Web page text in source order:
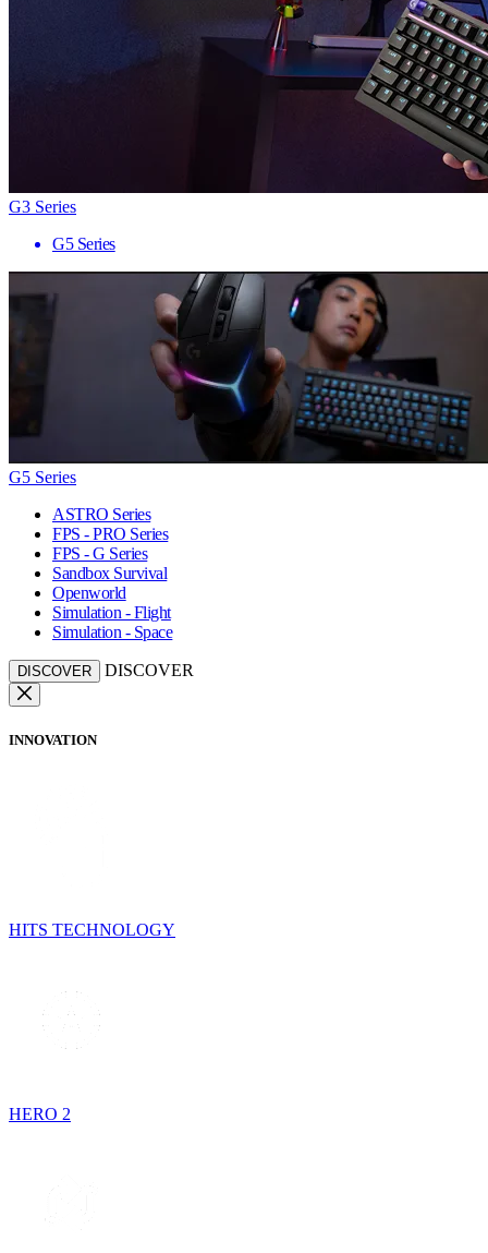
G3 Series
G5 Series
G5 Series
ASTRO Series
FPS - PRO Series
FPS - G Series
Sandbox Survival
Openworld
Simulation - Flight
Simulation - Space
DISCOVER DISCOVER
INNOVATION
HITS TECHNOLOGY
HERO 2